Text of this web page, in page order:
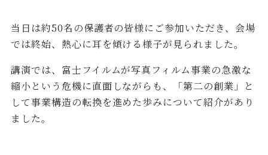
当日は約50名の保護者の皆様にご参加いただき、会場
では終始、熱心に耳を傾ける様子が見られました。
講演では、富士フイルムが写真フィルム事業の急激な
縮小という危機に直面しながらも、「第二の創業」と
して事業構造の転換を進めた歩みについて紹介があり
ました。